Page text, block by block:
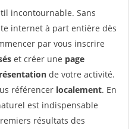
incontournable. Sans
internet à part entière dès
par vous inscrire
et créer une page
de votre activité.
référencer localement. En
est indispensable
résultats des